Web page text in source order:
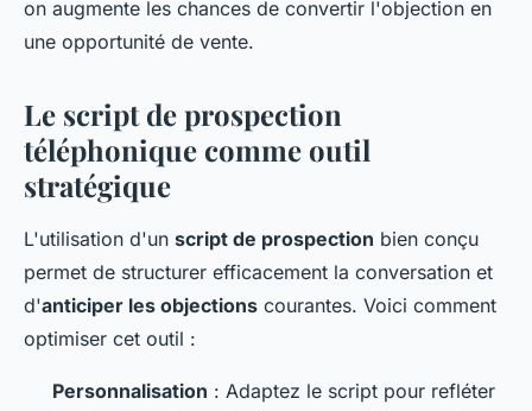
on augmente les chances de convertir l'objection en
une opportunité de vente.
Le script de prospection
téléphonique comme outil
stratégique
L'utilisation d'un script de prospection bien conçu
permet de structurer efficacement la conversation et
d'anticiper les objections courantes. Voici comment
optimiser cet outil :
Personnalisation : Adaptez le script pour refléter